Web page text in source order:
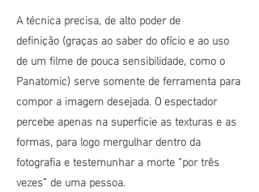
A técnica precisa, de alto poder de
definição (graças ao saber do ofício e ao uso
de umfilme de pouca sensibilidade, como o
Panatomic) serve somente de ferramenta para
compor a imagem desejada. O espectador
percebe apenas na superficie as texturas e as
formas, para logo mergulhar dentro da
fotografia e testemunhar a morte “por três
vezes” de uma pessoa.